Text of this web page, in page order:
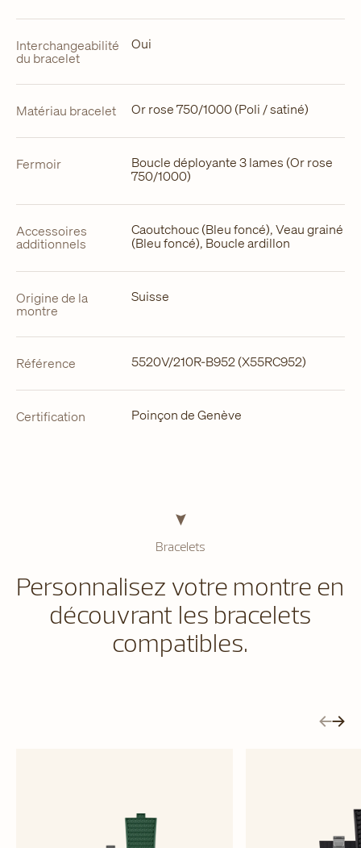
Interchangeabilité
du bracelet
Oui
Matériau bracelet Or rose 750/1000 (Poli / satiné)
Fermoir Boucle déployante 3 lames (Or rose
750/1000)
Accessoires
additionnels
Caoutchouc (Bleu foncé), Veau grainé
(Bleu foncé), Boucle ardillon
Origine de la
montre
Suisse
Référence 5520V/210R-B952 (X55RC952)
Certification Poinçon de Genève
Bracelets
Personnalisez votre montre en
découvrant les bracelets
compatibles.